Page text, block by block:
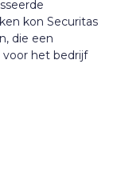
kon Securitas
die een
het bedrijf